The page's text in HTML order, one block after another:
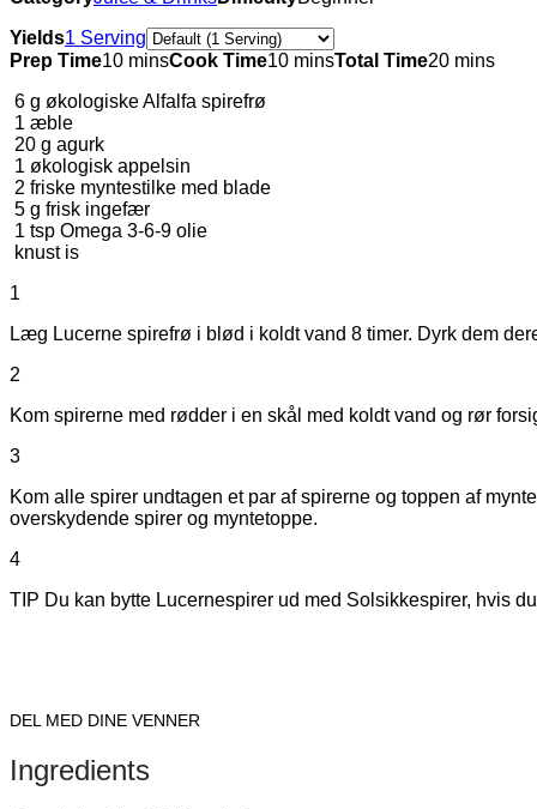
Yields1 Serving Servings
Prep Time10 minsCook Time10 minsTotal Time20 mins
6 g økologiske Alfalfa spirefrø
1 æble
20 g agurk
1 økologisk appelsin
2 friske myntestilke med blade
5 g frisk ingefær
1 tsp Omega 3-6-9 olie
knust is
1
Læg Lucerne spirefrø i blød i koldt vand 8 timer. Dyrk dem
2
Kom spirerne med rødder i en skål med koldt vand og rør
3
Kom alle spirer undtagen et par af spirerne og toppen af
overskydende spirer og myntetoppe.
4
TIP Du kan bytte Lucernespirer ud med Solsikkespirer, hvis
DEL MED DINE VENNER
Ingredients